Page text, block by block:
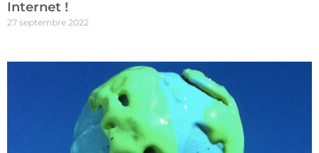
Internet !
27 septembre 2022